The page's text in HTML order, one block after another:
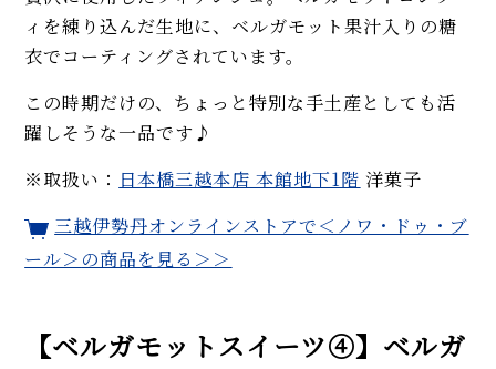
ィを練り込んだ生地に、ベルガモット果汁入りの糖
衣でコーティングされています。
この時期だけの、ちょっと特別な手土産としても活
躍しそうな一品です♪
※取扱い： 日本橋三越本店 本館地下1階 洋菓子
三越伊勢丹オンラインストアで＜ノワ・ドゥ・ブ
ール＞ の商品を見る＞＞
【ベルガモットスイーツ④】ベルガ